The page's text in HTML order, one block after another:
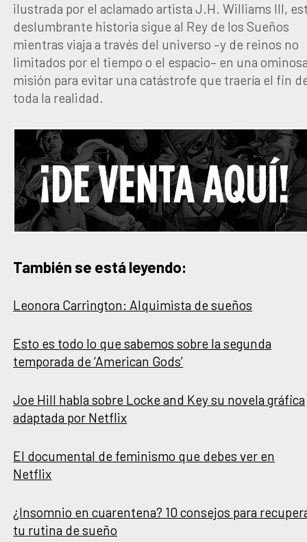
ilustrada por el aclamado artista J.H. Williams III,
deslumbrante historia sigue al Rey de los Sueños
mientras viaja a través del universo –y de reinos no
limitados por el tiempo o el espacio– en una
misión para evitar una catástrofe que traería el fin
toda la realidad.
También se está leyendo:
Leonora Carrington: Alquimista de sueños
Esto es todo lo que sabemos sobre la segunda
temporada de ‘American Gods’
Joe Hill habla sobre Locke and Key su novela gráfica
adaptada por Netflix
El documental de feminismo que debes ver en
Netflix
¿Insomnio en cuarentena? 10 consejos para
tu rutina de sueño